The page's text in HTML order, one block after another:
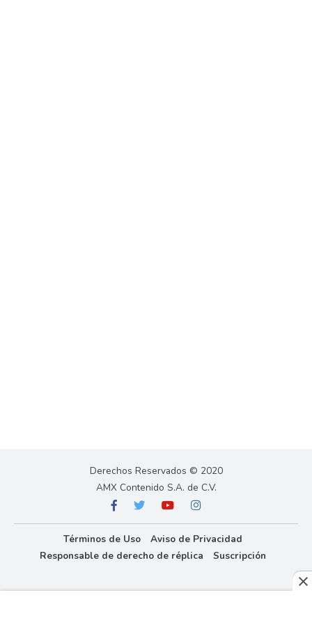
Derechos Reservados © 2020
AMX Contenido S.A. de C.V.
Términos de Uso
Aviso de Privacidad
Responsable de derecho de réplica
Suscripción